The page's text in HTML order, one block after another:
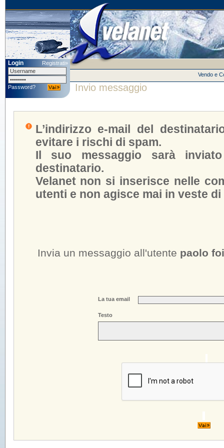
Login Registrati»
Password?
Vendo e
Invio messaggio
L’indirizzo e-mail del
evitare i rischi di spam.
Il suo messaggio sarà
destinatario.
Velanet non si inserisce nelle
utenti e non agisce mai in veste
Invia un messaggio all'utente paolo
La tua email
Testo